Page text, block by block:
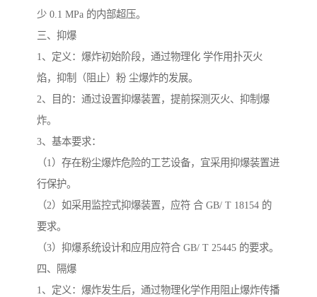
少 0.1 MPa 的内部超压。
三、抑爆
1、定义：爆炸初始阶段，通过物理化 学作用扑灭火
焰，抑制（阻止）粉 尘爆炸的发展。
2、目的：通过设置抑爆装置，提前探测灭火、抑制爆
炸。
3、基本要求：
（1）存在粉尘爆炸危险的工艺设备，宜采用抑爆装置进
行保护。
（2）如采用监控式抑爆装置，应符 合 GB/ T 18154 的
要求。
（3）抑爆系统设计和应用应符合 GB/ T 25445 的要求。
四、隔爆
1、定义：爆炸发生后，通过物理化学作用阻止爆炸传播